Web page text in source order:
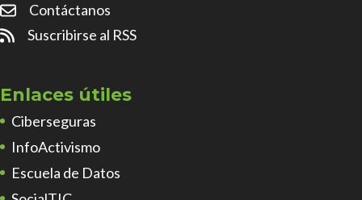
Contáctanos
Suscribirse al RSS
Enlaces útiles
Ciberseguras
InfoActivismo
Escuela de Datos